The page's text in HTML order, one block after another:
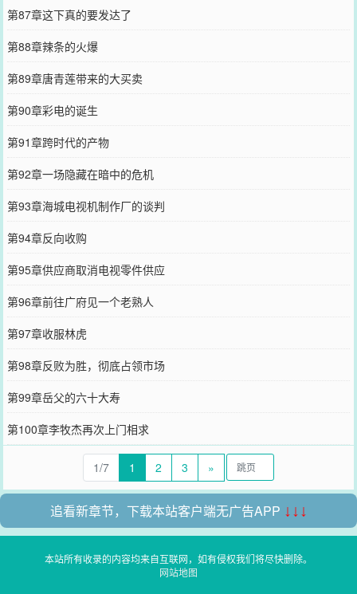
第87章这下真的要发达了
第88章辣条的火爆
第89章唐青莲带来的大买卖
第90章彩电的诞生
第91章跨时代的产物
第92章一场隐藏在暗中的危机
第93章海城电视机制作厂的谈判
第94章反向收购
第95章供应商取消电视零件供应
第96章前往广府见一个老熟人
第97章收服林虎
第98章反败为胜，彻底占领市场
第99章岳父的六十大寿
第100章李牧杰再次上门相求
1/7 1 2 3 »
追看新章节，下载本站客户端无广告APP ↓↓↓
本站所有收录的内容均来自互联网，如有侵权我们将尽快删除。
网站地图